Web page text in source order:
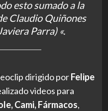
esto sumado a la
Claudio Quiñones
Parra) «.
dirigido porFelipe
videos para
Cami, Fármacos,